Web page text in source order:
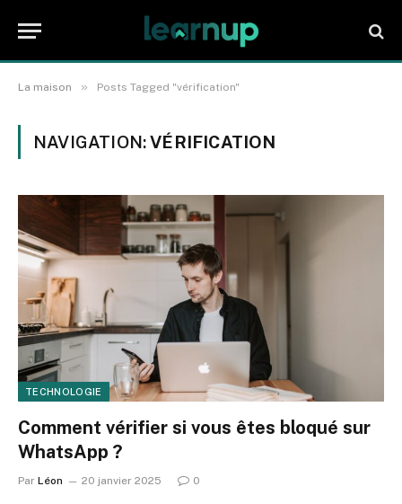
La maison » Posts Tagged "vérification"
NAVIGATION:VÉRIFICATION
TECHNOLOGIE
Comment vérifier si vous êtes bloqué sur
WhatsApp ?
Par Léon 20 janvier 2025 0